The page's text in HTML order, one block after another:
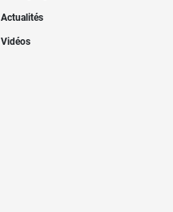
Actualités
Vidéos